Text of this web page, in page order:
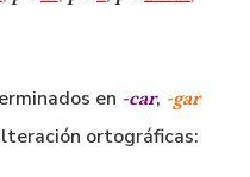
en -car, -gar
ortográficas: